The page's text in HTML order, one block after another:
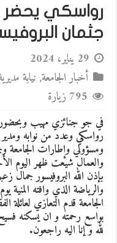
رواسكي يحضر
جثمان
29 يناير، 2024
أخبار الجامعة, نيابة
795 زيارة
في جو جنائزي مهيب وبحضور
رواسكي وعدد من نوابه ومدير
ومسؤولي وإطارات الجامعة
بإذن الله البروفيسور جمال
الجامعة قدم التعازي لعائلة
بواسع رحمته و ان يسكنه
لله و إنا اليه راجعون.